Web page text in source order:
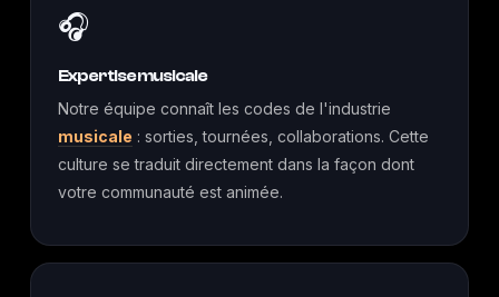
🎧
Expertise musicale
Notre équipe connaît les codes de l'industrie
musicale : sorties, tournées, collaborations. Cette
culture se traduit directement dans la façon dont
votre communauté est animée.